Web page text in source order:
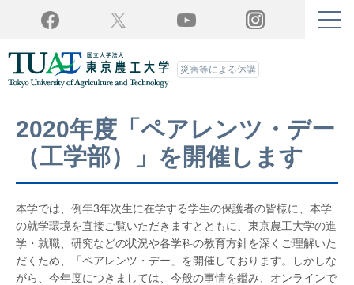
Facebook YouTube Instagram
災害等による休講
2020年度「ペアレンツ・デー
（工学部）」を開催します
本学では、例年3年次生に在学する学生の保護者の皆様に、本学
の就学環境を直接ご覧いただきますとともに、東京農工大学の進
学・就職、研究などの状況や各学科の教育方針を深くご理解いた
だくため、「ペアレンツ・デー」を開催しております。しかしな
がら、今年度につきましては、今般の事情を鑑み、オンラインで